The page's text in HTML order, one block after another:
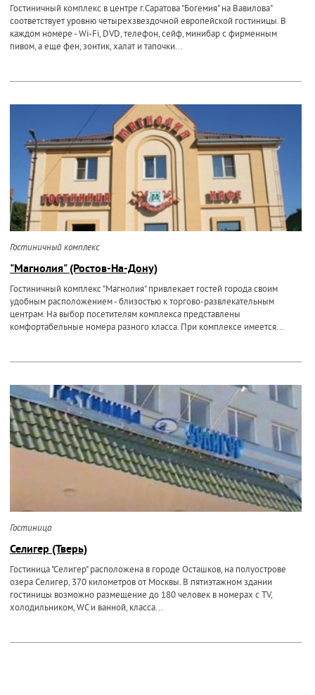
Гостиничный комплекс в центре г.Саратова "Богемия" на Вавилова"
соответствует уровню четырехзвездочной европейской гостиницы. В
каждом номере - Wi-Fi, DVD, телефон, сейф, минибар с фирменным
пивом, а еще фен, зонтик, халат и тапочки...
Гостиничный комплекс
"Магнолия" (Ростов-На-Дону)
Гостиничный комплекс "Магнолия" привлекает гостей города своим
удобным расположением - близостью к торгово-развлекательным
центрам. На выбор посетителям комплекса представлены
комфортабельные номера разного класса. При комплексе имеется...
Гостиница
Селигер (Тверь)
Гостиница "Селигер" расположена в городе Осташков, на полуострове
озера Селигер, 370 километров от Москвы. В пятиэтажном здании
гостиницы возможно размещение до 180 человек в номерах с TV,
холодильником, WC и ванной, класса...